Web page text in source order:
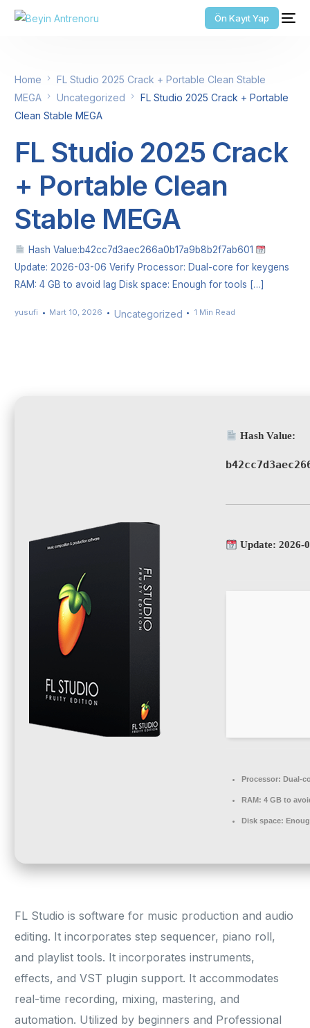
Ön Kayıt Yap
Home
FL Studio 2025 Crack + Portable Clean Stable
MEGA
Uncategorized
FL Studio 2025 Crack + Portable
Clean Stable MEGA
FL Studio 2025 Crack
+ Portable Clean
Stable MEGA
Hash Value:b42cc7d3aec266a0b17a9b8b2f7ab601
Update: 2026-03-06 Verify Processor: Dual-core for keygens
RAM: 4 GB to avoid lag Disk space: Enough for tools […]
yusufi Mart 10, 2026 Uncategorized 1 Min Read
Hash Value:
Update: 2026-
Processor: Dual-
RAM: 4 GB to
Disk space:
FL Studio is software for music production and audio
editing. It incorporates step sequencer, piano roll,
and playlist tools. It incorporates instruments,
effects, and VST plugin support. It accommodates
real-time recording, mixing, mastering, and
automation. Utilized by beginners and Professional